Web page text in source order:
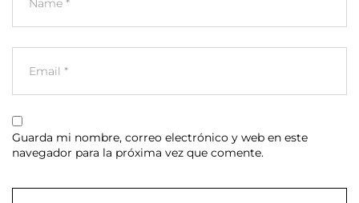
Guarda mi nombre, correo electrónico y web en este
navegador para la próxima vez que comente.